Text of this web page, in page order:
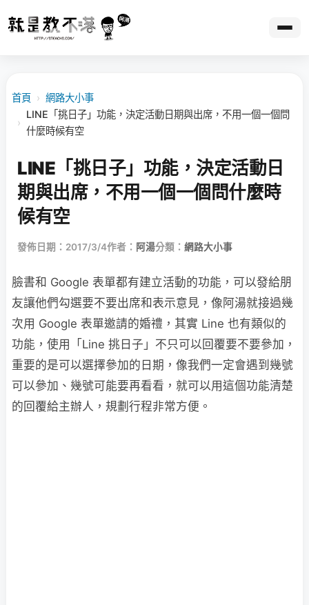
首頁 › 網路大小事
›
LINE「挑日子」功能，決定活動日期與出席，不用一個一個問
什麼時候有空
LINE「挑日子」功能，決定活動日
期與出席，不用一個一個問什麼時
候有空
發佈日期：2017/3/4作者： 阿湯分類： 網路大小事
臉書和 Google 表單都有建立活動的功能，可以發給朋
友讓他們勾選要不要出席和表示意見，像阿湯就接過幾
次用 Google 表單邀請的婚禮，其實 Line 也有類似的
功能，使用「Line 挑日子」不只可以回覆要不要參加，
重要的是可以選擇參加的日期，像我們一定會遇到幾號
可以參加、幾號可能要再看看，就可以用這個功能清楚
的回覆給主辦人，規劃行程非常方便。